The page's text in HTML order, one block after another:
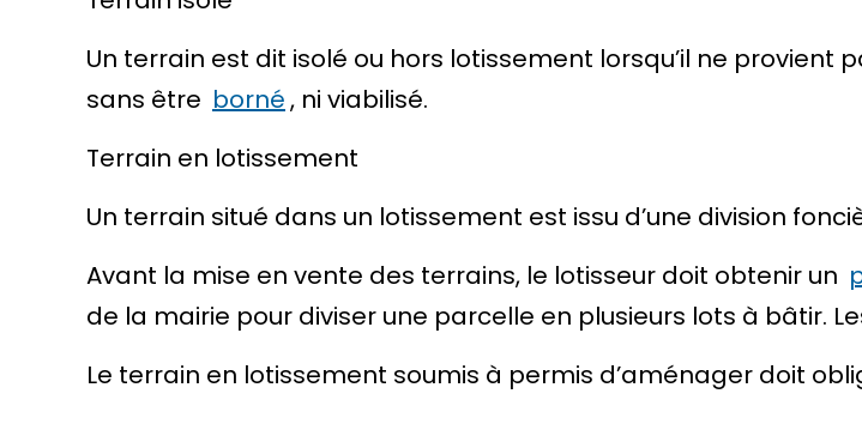
Un terrain est dit isolé ou hors lotissement lorsqu’il ne provient
sans être borné, ni viabilisé.
Terrain en lotissement
Un terrain situé dans un lotissement est issu d’une division
Avant la mise en vente des terrains, le lotisseur doit obtenir un
de la mairie pour diviser une parcelle en plusieurs lots à bâtir.
Le terrain en lotissement soumis à permis d’aménager doit